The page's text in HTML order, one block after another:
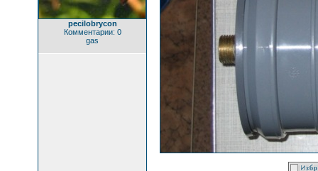
pecilobrycon
Комментарии: 0
gas